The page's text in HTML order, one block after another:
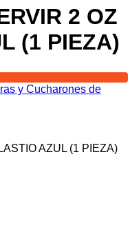
2 OZ
(1 PIEZA)
y Cucharones de
AZUL (1 PIEZA)